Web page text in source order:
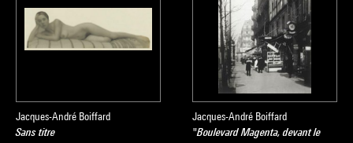
Jacques-André Boiffard
Sans titre
Jacques-André Boiffard
"Boulevard Magenta, devant le